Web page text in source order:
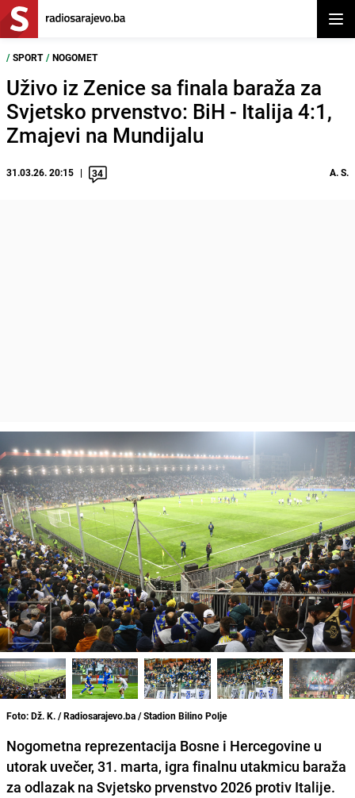
/ SPORT / NOGOMET
Uživo iz Zenice sa finala baraža za
Svjetsko prvenstvo: BiH - Italija 4:1,
Zmajevi na Mundijalu
31.03.26. 20:15 34 A. S.
Foto: Dž. K. / Radiosarajevo.ba / Stadion Bilino Polje
Nogometna reprezentacija Bosne i Hercegovine u
utorak uvečer, 31. marta, igra finalnu utakmicu baraža
za odlazak na Svjetsko prvenstvo 2026 protiv Italije.